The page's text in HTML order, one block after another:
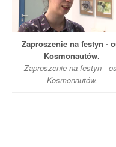
Zaproszenie na festyn -
Kosmonautów.
Zaproszenie na festyn -
Kosmonautów.